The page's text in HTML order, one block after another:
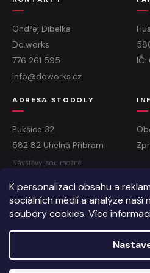
K personalizaci obsahu a
sociálních médií a analýze naší
soubory cookies. Více
Ondřej Dibelka
Do.works
776 261 595
info@doworks.cz
IČ:
ADRESA STODOLY
Pukšice 32
582 82 Uhelná Příbram
Návštěvy jsou možné
Vytvořil